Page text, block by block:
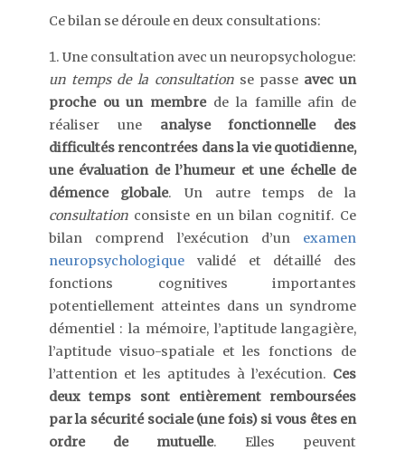
Ce bilan se déroule en deux consultations:
Une consultation avec un neuropsychologue:
un temps de la consultationse passe avec un
proche ou un membrede la famille afin de
réaliser une analyse fonctionnelle des
difficultés rencontrées dans la vie quotidienne,
une évaluation de l’humeur et une échelle de
démence globale. Un autre temps de la
consultationconsiste en un bilan cognitif. Ce
bilan comprend l’exécution d’un examen
neuropsychologiquevalidé et détaillé des
fonctions cognitives importantes
potentiellement atteintes dans un syndrome
démentiel : la mémoire, l’aptitude langagière,
l’aptitude visuo-spatiale et les fonctions de
l’attention et les aptitudes à l’exécution. Ces
deux temps sont entièrement remboursées
par la sécurité sociale (une fois) si vous êtes en
ordre de mutuelle. Elles peuvent